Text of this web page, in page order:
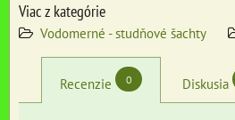
Viac z kategórie
Vodomerné - studňové šachty
Recenzie 0 Diskusia